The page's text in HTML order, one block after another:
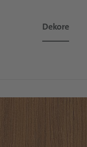
Dekore